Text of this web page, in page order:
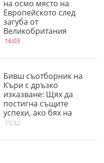
на осмо място на
Европейското след
загуба от
Великобритания
16:03
Бивш съотборник на
Къри с дръзко
изказване: Щях да
постигна същите
успехи, ако бях на
мястото на Стеф
15:32